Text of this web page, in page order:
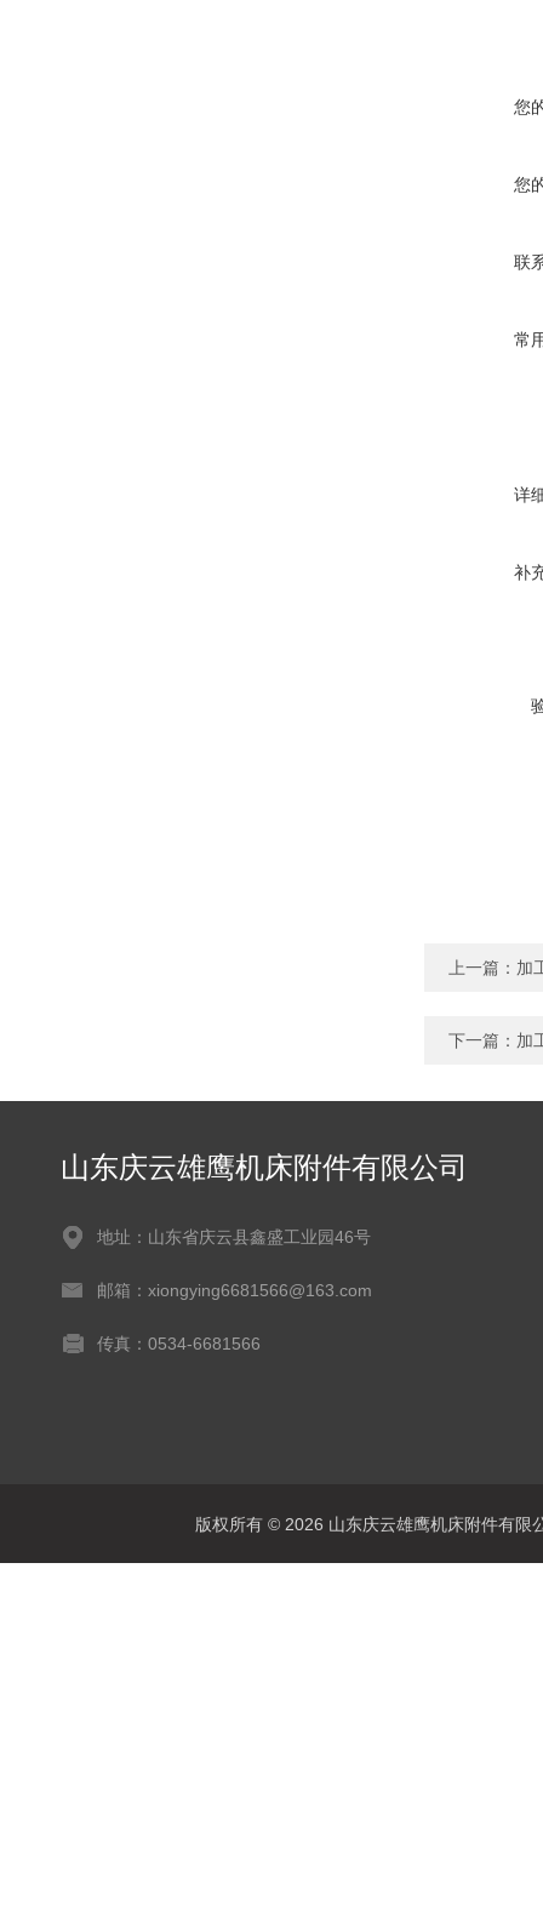
您
您
联
常
详
补
上一篇： 加
下一篇： 加
山东庆云雄鹰机床附件有限公司
地址：山东省庆云县鑫盛工业园46号
邮箱：xiongying6681566@163.com
传真：0534-6681566
版权所有 © 2026 山东庆云雄鹰机床附件有